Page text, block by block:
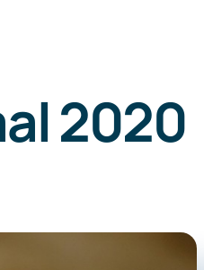
2020